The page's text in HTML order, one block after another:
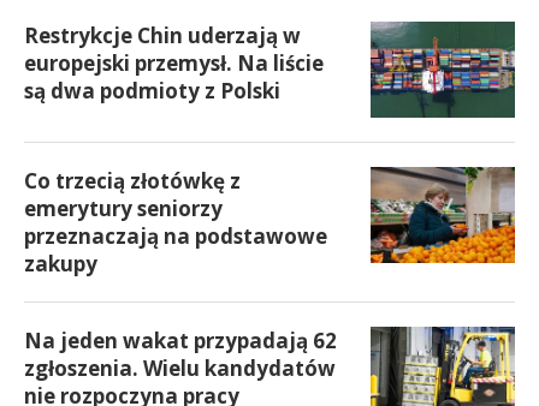
Restrykcje Chin uderzają w
europejski przemysł. Na liście
są dwa podmioty z Polski
Co trzecią złotówkę z
emerytury seniorzy
przeznaczają na podstawowe
zakupy
Na jeden wakat przypadają 62
zgłoszenia. Wielu kandydatów
nie rozpoczyna pracy